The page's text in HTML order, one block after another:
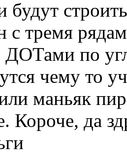
будут
с тремя
ДОТами по
чему то
маньяк
Короче, да